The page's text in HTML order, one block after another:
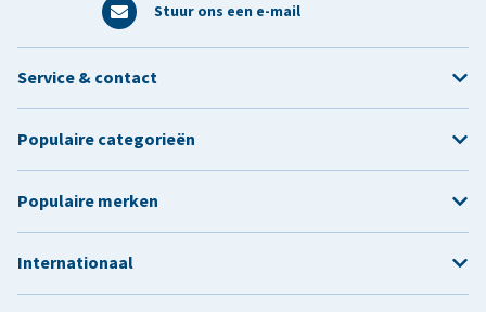
Stuur ons een e-mail
Service & contact
Populaire categorieën
Populaire merken
Internationaal